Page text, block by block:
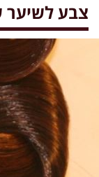
צבע לשיער